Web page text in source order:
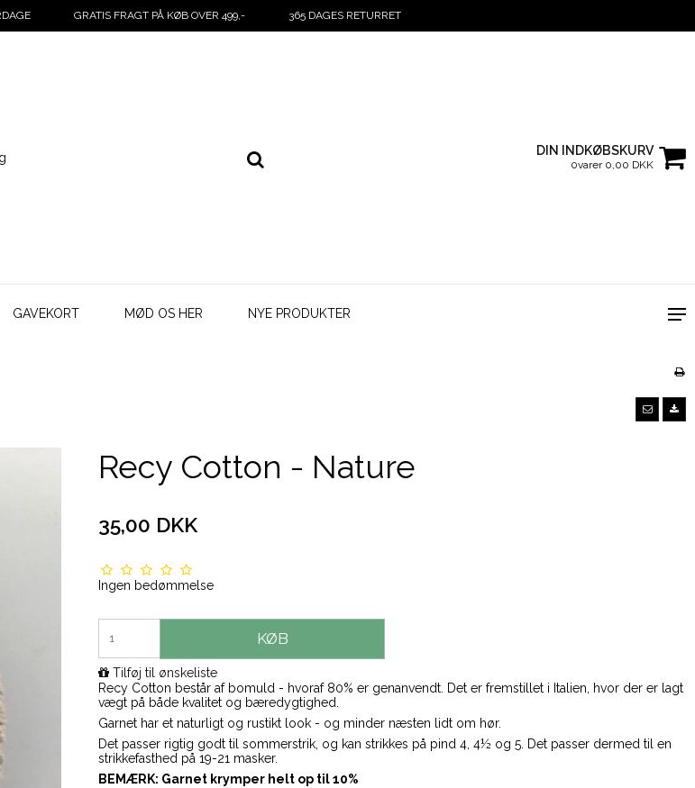
GRATIS FRAGT PÅ KØB OVER 499,- 365 DAGES RETURRET
DIN INDKØBSKURV
0varer 0,00 DKK
GAVEKORT MØD OS HER NYE PRODUKTER
Recy Cotton - Nature
35,00 DKK
Ingen bedømmelse
KØB
Tilføj til ønskeliste
Recy Cotton består af bomuld - hvoraf 80% er genanvendt. Det er fremstillet i Italien, hvor der er lagt
vægt på både kvalitet og bæredygtighed.
Garnet har et naturligt og rustikt look - og minder næsten lidt om hør.
Det passer rigtig godt til sommerstrik, og kan strikkes på pind 4, 4½ og 5. Det passer dermed til en
strikkefasthed på 19-21 masker.
BEMÆRK: Garnet krymper helt op til 10%